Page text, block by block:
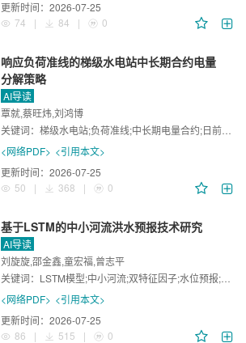
更新时间： 2026-07-25
74
| 84 | 0
响应负荷准线的梯级水电站中长期合约电量
分解策略
AI导读
覃就,蔡旺炜,刘鸿博
关键词： 梯级水电站;负荷准线;中长期电量合约;日前电能市场;社会福利
<网络PDF> <引用本文>
更新时间： 2026-07-25
50
| 368 | 0
基于LSTM的中小河流洪水预报技术研究
AI导读
刘旋旋,邵金鑫,童宏福,曾志平
关键词： LSTM模型;中小河流;双特征因子;水位预报;洪水预警
<网络PDF> <引用本文>
更新时间： 2026-07-25
86
| 515 | 0